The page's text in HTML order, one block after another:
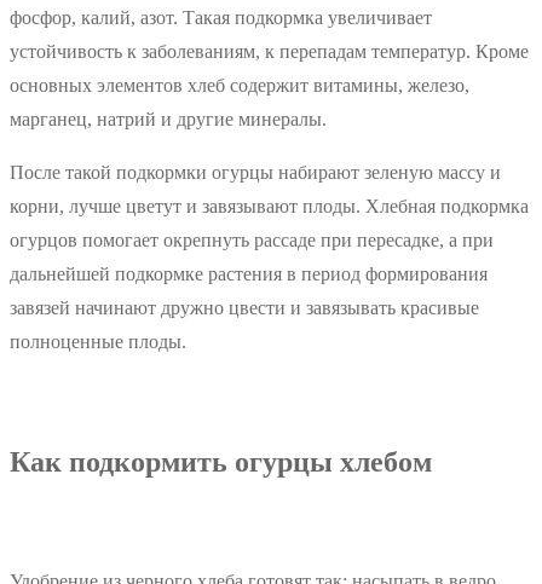
фосфор, калий, азот. Такая подкормка увеличивает
устойчивость к заболеваниям, к перепадам температур. Кроме
основных элементов хлеб содержит витамины, железо,
марганец, натрий и другие минералы.
После такой подкормки огурцы набирают зеленую массу и
корни, лучше цветут и завязывают плоды. Хлебная подкормка
огурцов помогает окрепнуть рассаде при пересадке, а при
дальнейшей подкормке растения в период формирования
завязей начинают дружно цвести и завязывать красивые
полноценные плоды.
Как подкормить огурцы хлебом